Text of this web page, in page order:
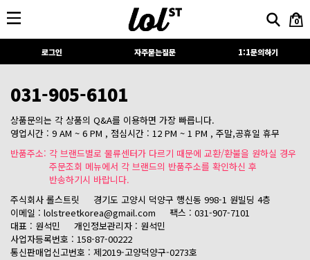
0
로그인 자주묻는질문 1:1문의하기
031-905-6101
상품문의는 각 상품의 Q&A를 이용하면 가장 빠릅니다.
영업시간 : 9 AM ~ 6 PM , 점심시간 : 12 PM ~ 1 PM , 주말,공휴일 휴무
반품주소: 각 브랜드별로 물류센터가 다르기 때문에 교환/환불을 원하실 경우
주문조회 메뉴에서 각 브랜드의 반품주소를 확인하신 후
반송하기시 바랍니다.
주식회사 롤스트릿
경기도 고양시 덕양구 행신동 998-1 원빌딩 4층
이메일 : lolstreetkorea@gmail.com
팩스 : 031-907-7101
대표 : 원석민
개인정보관리자 : 원석민
사업자등록번호 : 158-87-00222
통신판매업신고번호 : 제2019-고양덕양구-0273호